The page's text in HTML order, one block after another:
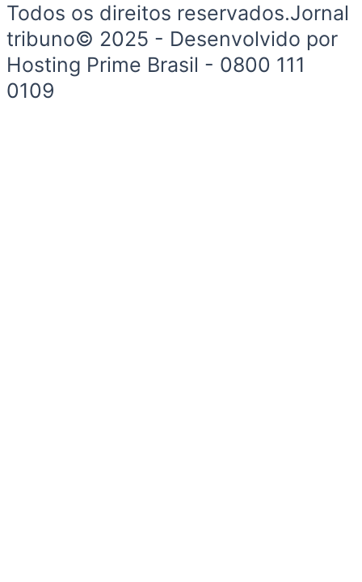
Todos os direitos reservados.Jornal
tribuno© 2025 - Desenvolvido por
Hosting Prime Brasil - 0800 111
0109